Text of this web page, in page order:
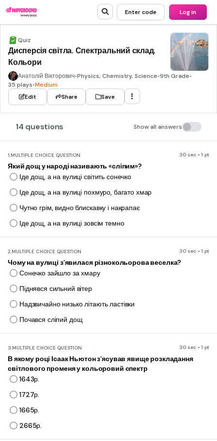
Enter code Log in
Quiz
Дисперсія світла. Спектральний склад.
Кольори
Анатолій Вікторович•Physics, Chemistry, Science•9th Grade•
35 plays•Medium
Edit
Share Save
14 questions Show all answers
1.MULTIPLE CHOICE QUESTION 30 sec • 1 pt
Який дощ у народі називають «сліпим»?
Іде дощ, а на вулиці світить сонечко
Іде дощ, а на вулиці похмуро, багато хмар
Чутно грім, видно блискавку і накрапає
Іде дощ, а на вулиці зовсім темно
2.MULTIPLE CHOICE QUESTION 30 sec • 1 pt
Чому на вулиці з’явилася різнокольорова веселка?
Сонечко зайшло за хмару
Піднявся сильний вітер
Надзвичайно низько літають ластівки
Почався сліпий дощ
3.MULTIPLE CHOICE QUESTION 30 sec • 1 pt
В якому році Ісаак Ньютон з’ясував явище розкладання
світлового променя у кольоровий спектр
1643р.
1727р.
1665р.
2665р.